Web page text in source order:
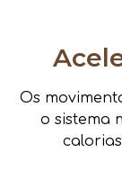
Os
o sistema